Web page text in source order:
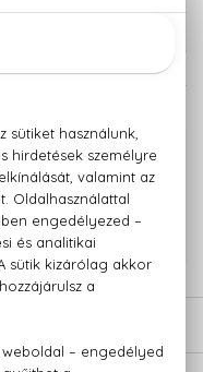
garanciával
+36 20